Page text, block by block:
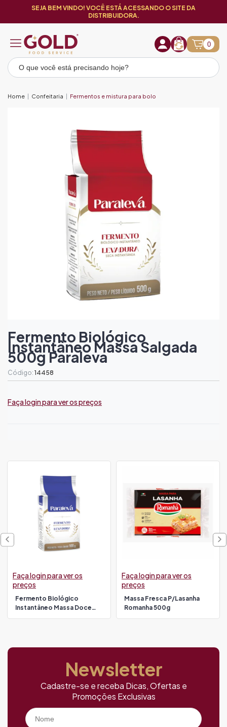
SEJA BEM VINDO! VOCÊ ESTÁ ACESSANDO O SITE DA
DISTRIBUIDORA.
0
Home Confeitaria Fermentos e mistura para bolo
Fermento Biológico
Instantâneo Massa Salgada
500g Paraleva
Código: 14458
Faça login para ver os preços
Fermento Biológico
Instantâneo Massa Doce
Faça login para ver os
preços
Massa Fresca P/lasanha
Romanha 500g
Faça login para ver os
preços
Newsletter
Cadastre-se e receba Dicas, Ofertas e
Promoções Exclusivas